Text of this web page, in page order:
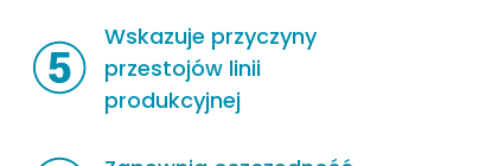
Wskazuje przyczyny
przestojów linii
produkcyjnej